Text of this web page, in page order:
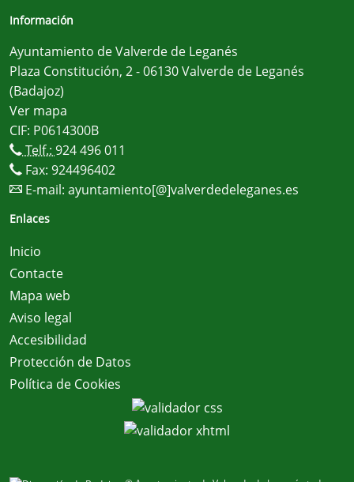
Información
Ayuntamiento de Valverde de Leganés
Plaza Constitución, 2 - 06130 Valverde de Leganés
(Badajoz)
Ver mapa
CIF: P0614300B
Telf.: 924 496 011
Fax: 924496402
E-mail: ayuntamiento[@]valverdedeleganes.es
Enlaces
Inicio
Contacte
Mapa web
Aviso legal
Accesibilidad
Protección de Datos
Política de Cookies